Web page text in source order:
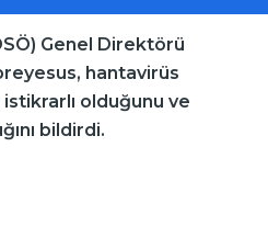
Genel Direktörü
hantavirüs
istikrarlı olduğunu ve
bildirdi.